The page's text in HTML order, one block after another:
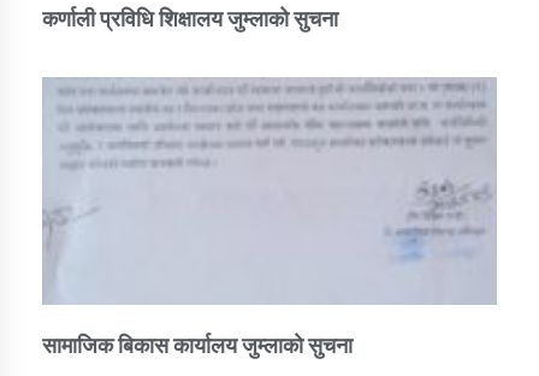
कर्णाली प्रविधि शिक्षालय जुम्लाको सुचना
सामाजिक बिकास कार्यालय जुम्लाकाे सुचना